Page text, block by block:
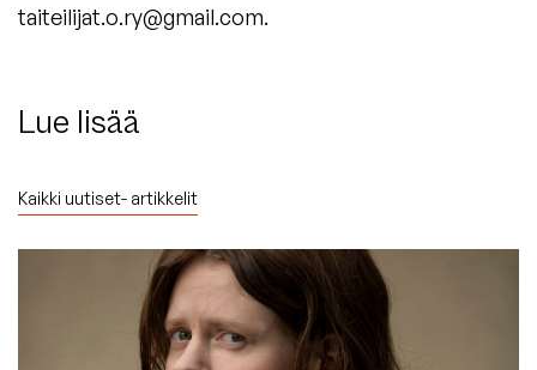
taiteilijat.o.ry@gmail.com.
Lue lisää
Kaikki uutiset- artikkelit